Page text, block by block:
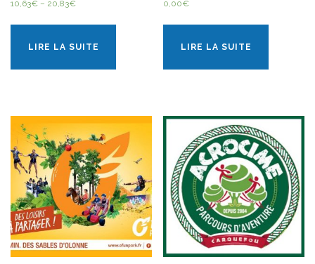
10,63€ – 20,83€
LIRE LA SUITE
0,00€
LIRE LA SUITE